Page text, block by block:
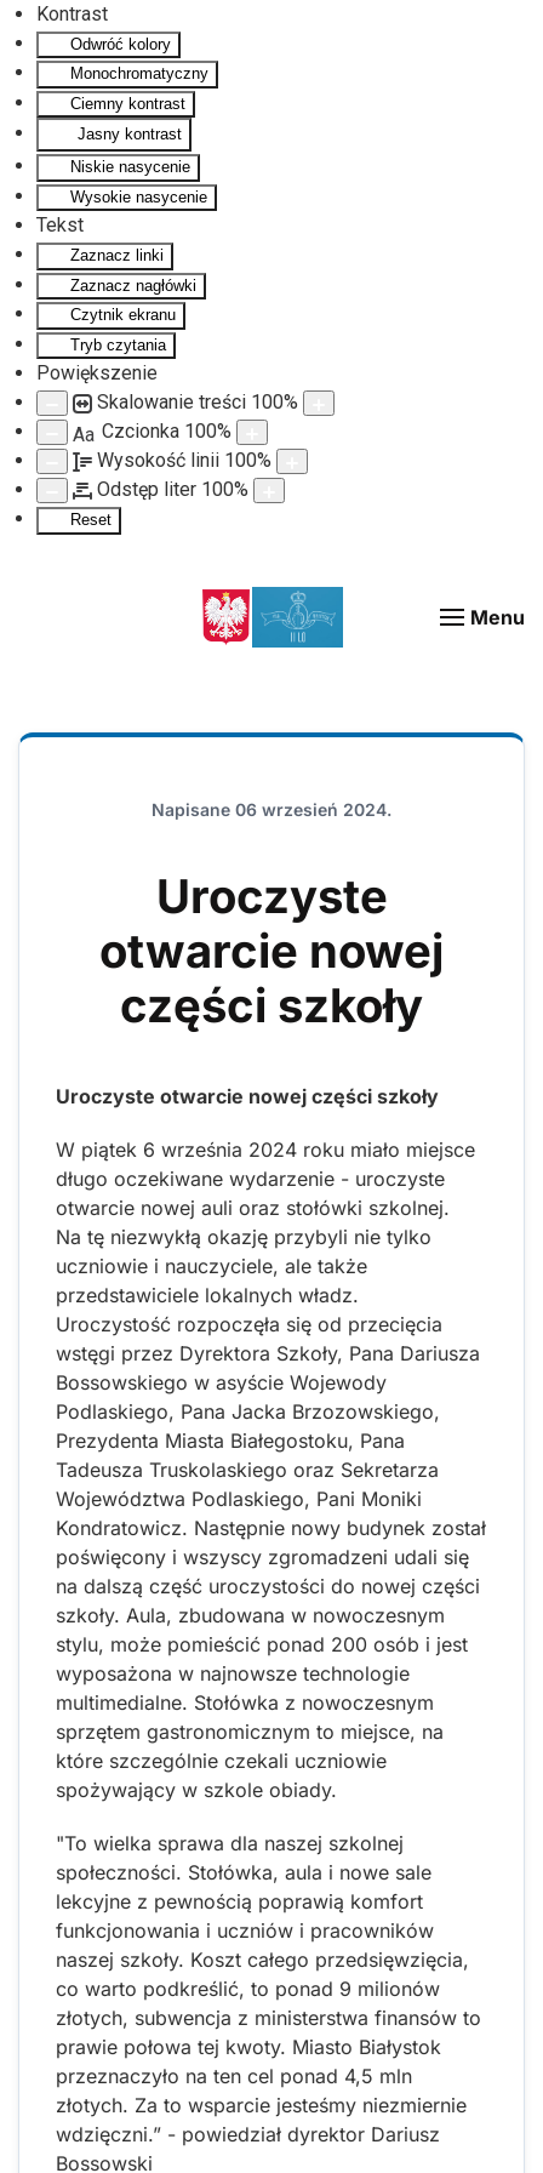
Kontrast
Odwróć kolory
Monochromatyczny
Ciemny kontrast
Jasny kontrast
Niskie nasycenie
Wysokie nasycenie
Tekst
Zaznacz linki
Zaznacz nagłówki
Czytnik ekranu
Tryb czytania
Powiększenie
Skalowanie treści 100%
Aa Czcionka 100%
Wysokość linii 100%
Odstęp liter 100%
Reset
Menu
Napisane 06 wrzesień 2024.
Uroczyste
otwarcie nowej
części szkoły
Uroczyste otwarcie nowej części szkoły
W piątek 6 września 2024 roku miało miejsce
długo oczekiwane wydarzenie - uroczyste
otwarcie nowej auli oraz stołówki szkolnej.
Na tę niezwykłą okazję przybyli nie tylko
uczniowie i nauczyciele, ale także
przedstawiciele lokalnych władz.
Uroczystość rozpoczęła się od przecięcia
wstęgi przez Dyrektora Szkoły, Pana Dariusza
Bossowskiego w asyście Wojewody
Podlaskiego, Pana Jacka Brzozowskiego,
Prezydenta Miasta Białegostoku, Pana
Tadeusza Truskolaskiego oraz Sekretarza
Województwa Podlaskiego, Pani Moniki
Kondratowicz. Następnie nowy budynek został
poświęcony i wszyscy zgromadzeni udali się
na dalszą część uroczystości do nowej części
szkoły. Aula, zbudowana w nowoczesnym
stylu, może pomieścić ponad 200 osób i jest
wyposażona w najnowsze technologie
multimedialne. Stołówka z nowoczesnym
sprzętem gastronomicznym to miejsce, na
które szczególnie czekali uczniowie
spożywający w szkole obiady.
"To wielka sprawa dla naszej szkolnej
społeczności. Stołówka, aula i nowe sale
lekcyjne z pewnością poprawią komfort
funkcjonowania i uczniów i pracowników
naszej szkoły. Koszt całego przedsięwzięcia,
co warto podkreślić, to ponad 9 milionów
złotych, subwencja z ministerstwa finansów to
prawie połowa tej kwoty. Miasto Białystok
przeznaczyło na ten cel ponad 4,5 mln
złotych. Za to wsparcie jesteśmy niezmiernie
wdzięczni.” - powiedział dyrektor Dariusz
Bossowski